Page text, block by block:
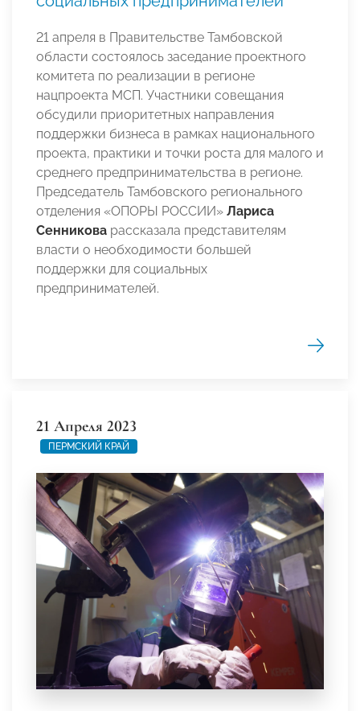
21 апреля в Правительстве Тамбовской
области состоялось заседание проектного
комитета по реализации в регионе
нацпроекта МСП. Участники совещания
обсудили приоритетных направления
поддержки бизнеса в рамках национального
проекта, практики и точки роста для малого и
среднего предпринимательства в регионе.
Председатель Тамбовского регионального
отделения «ОПОРЫ РОССИИ» Лариса
Сенникова рассказала представителям
власти о необходимости большей
поддержки для социальных
предпринимателей.
21 Апреля 2023
ПЕРМСКИЙ КРАЙ